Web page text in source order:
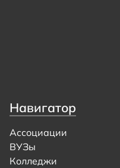
Навигатор
Ассоциации
ВУЗы
Колледжи